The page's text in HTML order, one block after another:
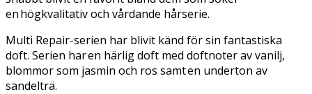
en högkvalitativ och vårdande hårserie.
Multi Repair-serien har blivit känd för sin fantastiska
doft. Serien har en härlig doft med doftnoter av vanilj,
blommor som jasmin och ros samt en underton av
sandelträ.